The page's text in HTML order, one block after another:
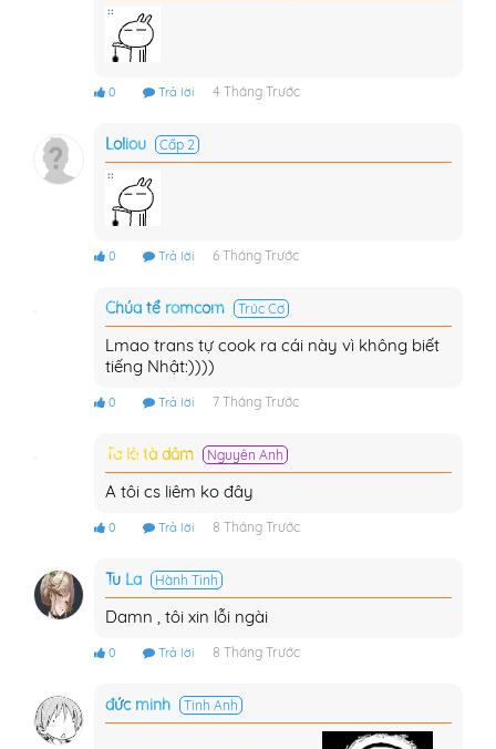
0 Trả lời 4 Tháng Trước
Loliou Cấp 2
0 Trả lời 6 Tháng Trước
Chúa tể romcom Trúc Cơ
Lmao trans tự cook ra cái này vì không biết
tiếng Nhật:))))
0 Trả lời 7 Tháng Trước
Ta là tà dâm Nguyên Anh
A tôi cs liêm ko đây
0 Trả lời 8 Tháng Trước
Tu La Hành Tinh
Damn , tôi xin lỗi ngài
0 Trả lời 8 Tháng Trước
đức minh Tinh Anh